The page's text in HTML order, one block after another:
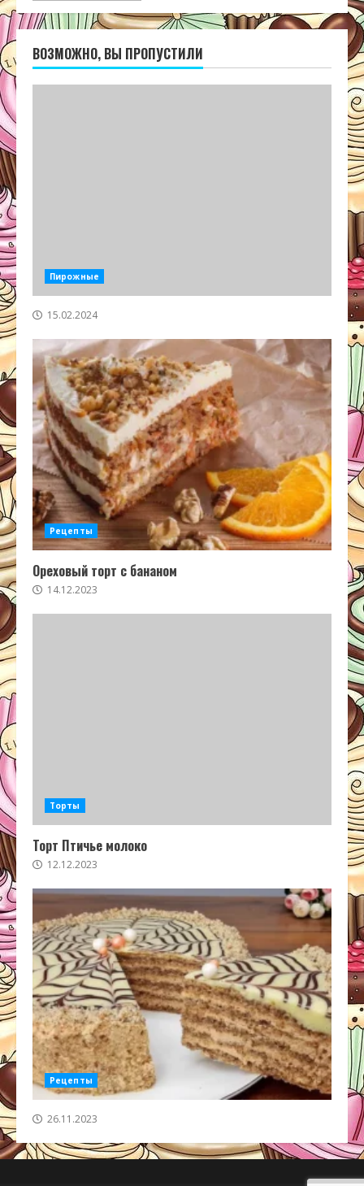
ВОЗМОЖНО, ВЫ ПРОПУСТИЛИ
Пирожные
15.02.2024
Рецепты
Ореховый торт с бананом
14.12.2023
Торты
Торт Птичье молоко
12.12.2023
Рецепты
26.11.2023